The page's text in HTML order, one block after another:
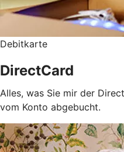
Debitkarte
DirectCard
Alles, was Sie mir der
vom Konto abgebucht.